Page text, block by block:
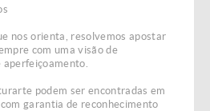
nos orienta, resolvemos apostar
com uma visão de
podem ser encontradas em
garantia de reconhecimento